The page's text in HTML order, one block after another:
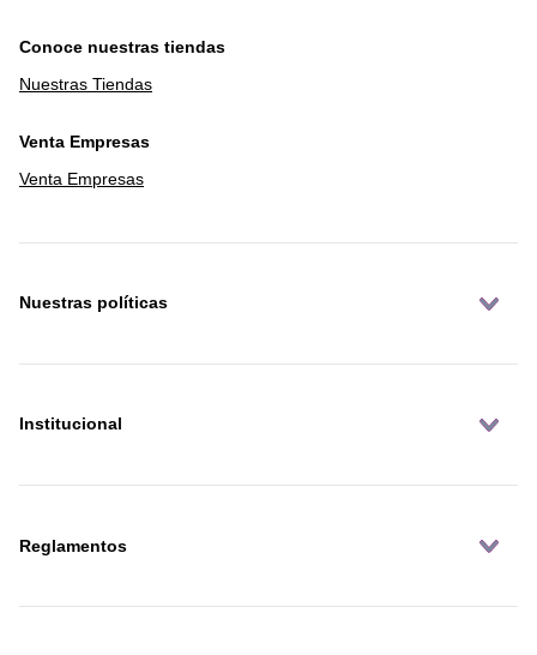
Conoce nuestras tiendas
Nuestras Tiendas
Venta Empresas
Venta Empresas
Nuestras políticas
Institucional
Reglamentos